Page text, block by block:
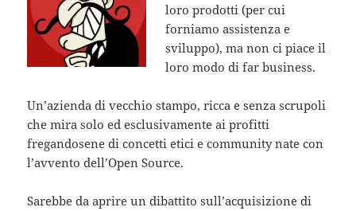
loro prodotti (per cui
forniamo assistenza e
sviluppo), ma non ci piace il
loro modo di far business.
Un’azienda di vecchio stampo, ricca e senza scrupoli
che mira solo ed esclusivamente ai profitti
fregandosene di concetti etici e community nate con
l’avvento dell’Open Source.
Sarebbe da aprire un dibattito sull’acquisizione di